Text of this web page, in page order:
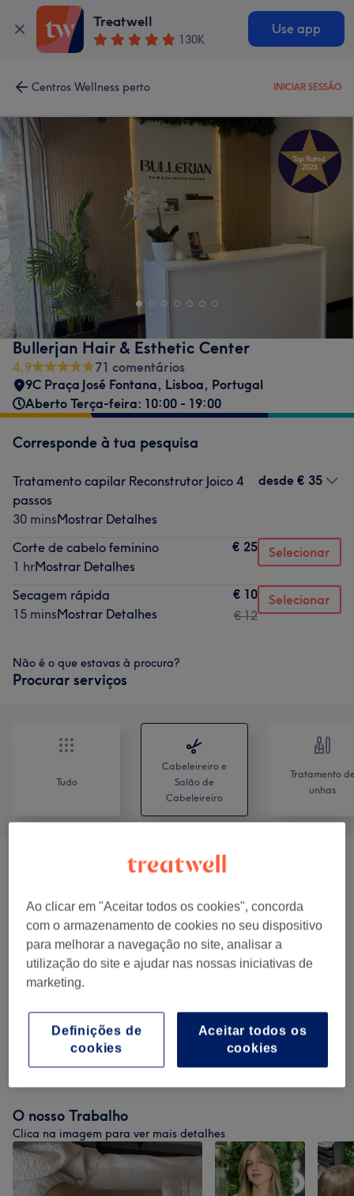
Treatwell
130K
Use app
Centros Wellness perto INICIAR SESSÃO
Bullerjan Hair & Esthetic Center
4,9
71 comentários
9C Praça José Fontana, Lisboa, Portugal
Aberto Terça-feira: 10:00 - 19:00
Corresponde à tua pesquisa
Tratamento capilar Reconstrutor Joico 4
passos
30 minsMostrar Detalhes
desde € 35
Corte de cabelo feminino
1 hrMostrar Detalhes
€ 25 Selecionar
Secagem rápida
15 minsMostrar Detalhes
€ 10
€ 12
Selecionar
Não é o que estavas à procura?
Procurar serviços
Tudo
Cabeleireiro e
Salão de
Cabeleireiro
Tratamento
unhas
Mulher - Cortes E Penteados (6)
Homem - Coloração, Madeixas,
Hidratação, Nutrição, Alisamento E
Tratamentos Capilares (1)
desde € 20
Tratamentos Capilares
Coloração E Madeixas desde € 30
Crianças - Cabelo
O nosso Trabalho
Clica na imagem para ver mais detalhes
Ao clicar em "Aceitar todos os cookies", concorda
com o armazenamento de cookies no seu dispositivo
para melhorar a navegação no site, analisar a
utilização do site e ajudar nas nossas iniciativas de
marketing.
Aceitar todos os
cookies
Definições de
cookies